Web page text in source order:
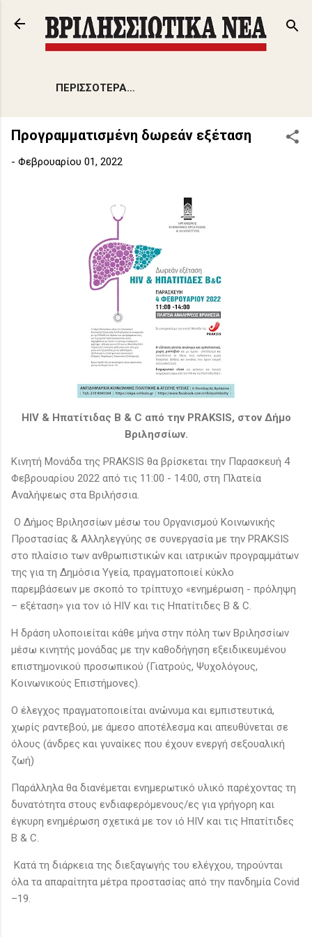
Μετάβαση στο κύριο περιεχόμενο
ΠΕΡΙΣΣΌΤΕΡΑ…
Προγραμματισμένη δωρεάν εξέταση
- Φεβρουαρίου 01, 2022
HIV & Ηπατίτιδας Β & C από την PRAKSIS, στον Δήμο
Βριλησσίων.
Κινητή Μονάδα της PRAKSIS θα βρίσκεται την Παρασκευή 4
Φεβρουαρίου 2022 από τις 11:00 - 14:00, στη Πλατεία
Αναλήψεως στα Βριλήσσια.
Ο Δήμος Βριλησσίων μέσω του Οργανισμού Κοινωνικής
Προστασίας & Αλληλεγγύης σε συνεργασία με την PRAKSIS
στο πλαίσιο των ανθρωπιστικών και ιατρικών προγραμμάτων
της για τη Δημόσια Υγεία, πραγματοποιεί κύκλο
παρεμβάσεων με σκοπό το τρίπτυχο «ενημέρωση - πρόληψη
– εξέταση» για τον ιό HIV και τις Ηπατίτιδες B & C.
Η δράση υλοποιείται κάθε μήνα στην πόλη των Βριλησσίων
μέσω κινητής μονάδας με την καθοδήγηση εξειδικευμένου
επιστημονικού προσωπικού (Γιατρούς, Ψυχολόγους,
Κοινωνικούς Επιστήμονες).
O έλεγχος πραγματοποιείται ανώνυμα και εμπιστευτικά,
χωρίς ραντεβού, με άμεσο αποτέλεσμα και απευθύνεται σε
όλους (άνδρες και γυναίκες που έχουν ενεργή σεξουαλική
ζωή)
Παράλληλα θα διανέμεται ενημερωτικό υλικό παρέχοντας τη
δυνατότητα στους ενδιαφερόμενους/ες για γρήγορη και
έγκυρη ενημέρωση σχετικά με τον ιό HIV και τις Ηπατίτιδες
B & C.
Κατά τη διάρκεια της διεξαγωγής του ελέγχου, τηρούνται
όλα τα απαραίτητα μέτρα προστασίας από την πανδημία Covid
–19.